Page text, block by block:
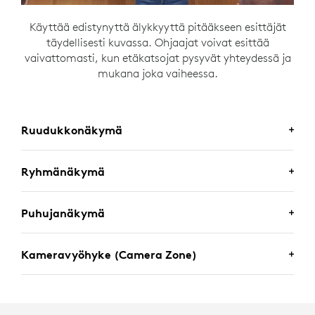
Käyttää edistynyttä älykkyyttä pitääkseen esittäjät
täydellisesti kuvassa. Ohjaajat voivat esittää
vaivattomasti, kun etäkatsojat pysyvät yhteydessä ja
mukana joka vaiheessa.
Ruudukkonäkymä
Ryhmänäkymä
Puhujanäkymä
Kameravyöhyke (Camera Zone)